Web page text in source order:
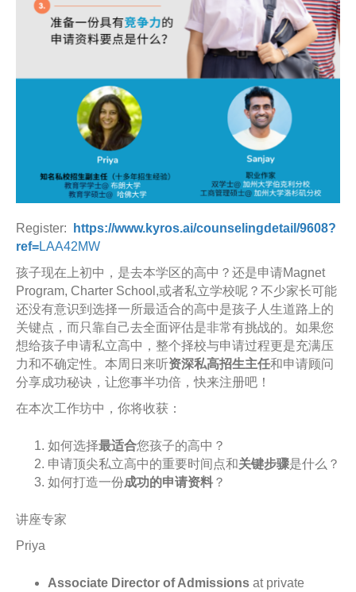
Register:
https://www.kyros.ai/counselingdetail/9608?
ref=LAA42MW
孩子现在上初中，是去本学区的高中？还是申请Magnet
Program, Charter School,或者私立学校呢？不少家长可能
还没有意识到选择一所最适合的高中是孩子人生道路上的
关键点，而只靠自己去全面评估是非常有挑战的。如果您
想给孩子申请私立高中，整个择校与申请过程更是充满压
力和不确定性。本周日来听资深私高招生主任和申请顾问
分享成功秘诀，让您事半功倍，快来注册吧！
在本次工作坊中，你将收获：
如何选择最适合您孩子的高中？
申请顶尖私立高中的重要时间点和关键步骤是什么？
如何打造一份成功的申请资料 ？
讲座专家
Priya
Associate Director of Admissions at private